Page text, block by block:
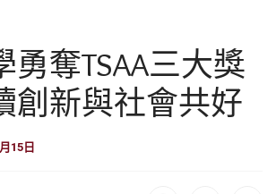
勇奪TSAA三大獎
創新與社會共好
15日